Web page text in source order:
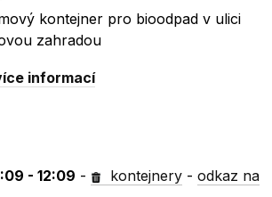
kontejner pro bioodpad v ulici
zahradou
informací
- 12:09 - kontejnery -odkaz na